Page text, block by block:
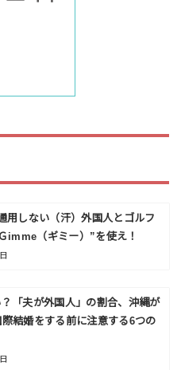
用しない（汗）外国人とゴルフ
imme（ギミー）”を使え！
「夫が外国人」の割合、沖縄が
結婚をする前に注意する6つの